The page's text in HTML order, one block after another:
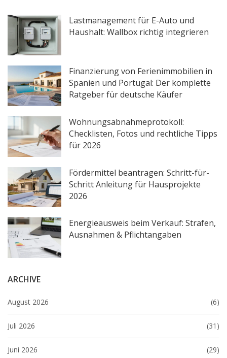
Lastmanagement für E-Auto und
Haushalt: Wallbox richtig integrieren
Finanzierung von Ferienimmobilien in
Spanien und Portugal: Der komplette
Ratgeber für deutsche Käufer
Wohnungsabnahmeprotokoll:
Checklisten, Fotos und rechtliche Tipps
für 2026
Fördermittel beantragen: Schritt-für-
Schritt Anleitung für Hausprojekte
2026
Energieausweis beim Verkauf: Strafen,
Ausnahmen & Pflichtangaben
ARCHIVE
August 2026 (6)
Juli 2026 (31)
Juni 2026 (29)